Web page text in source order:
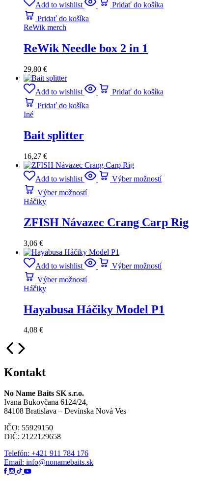
Add to wishlist
Pridať do košíka
Pridať do košíka
ReWik merch
ReWik Needle box 2 in 1
29,80 €
Add to wishlist
Pridať do košíka
Pridať do košíka
Iné
Bait splitter
16,27 €
Add to wishlist
Výber možností
Výber možností
Háčiky
ZFISH Návazec Crang Carp Rig
3,06 €
Add to wishlist
Výber možností
Výber možností
Háčiky
Hayabusa Háčiky Model P1
4,08 €
Kontakt
No Name Baits SK s.r.o.
Ivana Bukovčana 6124/24,
84108 Bratislava – Devínska Nová Ves
IČO: 55929150
DIČ: 2122129658
Telefón: +421 911 784 176
Email: info@nonamebaits.sk